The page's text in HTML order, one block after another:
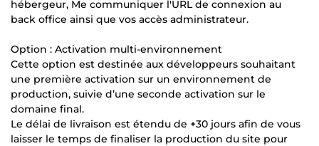
hébergeur, Me communiquer l'URL de connexion au
back office ainsi que vos accès administrateur.
Option : Activation multi-environnement
Cette option est destinée aux développeurs souhaitant
une première activation sur un environnement de
production, suivie d’une seconde activation sur le
domaine final.
Le délai de livraison est étendu de +30 jours afin de vous
laisser le temps de finaliser la production du site pour